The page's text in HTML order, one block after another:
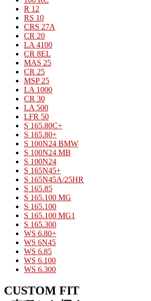
R 12
RS 10
CRS 27A
CR 20
LA 4100
CR 8EL
MAS 25
CR 25
MSP 25
LA 1000
CR 30
LA 500
LFR 50
S 165.80C+
S 165.80+
S 100N24 BMW
S 100N24 MB
S 100N24
S 165N45+
S 165N45A/25HR
S 165.85
S 165.100 MG
S 165.100
S 165.100 MG1
S 165.300
WS 6.80+
WS 6N45
WS 6.85
WS 6.100
WS 6.300
CUSTOM FIT